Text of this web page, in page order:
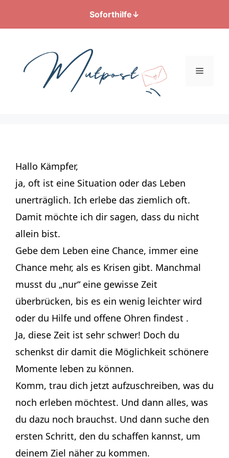
Soforthilfe↓
springen
Menü
Hallo Kämpfer,
ja, oft ist eine Situation oder das Leben
unerträglich. Ich erlebe das ziemlich oft.
Damit möchte ich dir sagen, dass du nicht
allein bist.
Gebe dem Leben eine Chance, immer eine
Chance mehr, als es Krisen gibt. Manchmal
musst du „nur“ eine gewisse Zeit
überbrücken, bis es ein wenig leichter wird
oder du Hilfe und offene Ohren findest .
Ja, diese Zeit ist sehr schwer! Doch du
schenkst dir damit die Möglichkeit schönere
Momente leben zu können.
Komm, trau dich jetzt aufzuschreiben, was du
noch erleben möchtest. Und dann alles, was
du dazu noch brauchst. Und dann suche den
ersten Schritt, den du schaffen kannst, um
deinem Ziel näher zu kommen.